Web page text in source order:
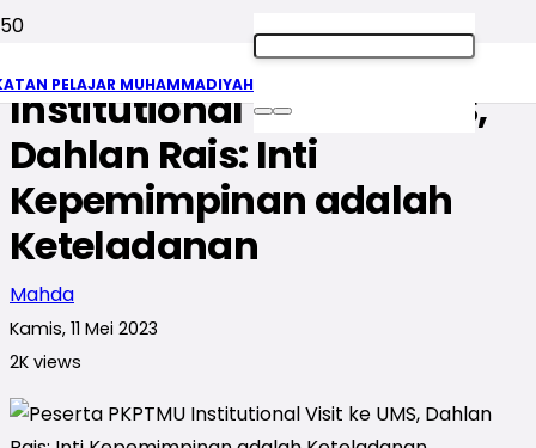
PELAJAR MUHAMMADIYAH
Peserta PKPTMU
Institutional Visit ke UMS,
Dahlan Rais: Inti
Kepemimpinan adalah
Keteladanan
Mahda
Kamis, 11 Mei 2023
2K views